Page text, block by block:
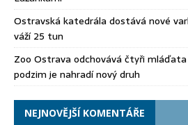
Ostravská katedrála dostává nové
váží 25 tun
Zoo Ostrava odchovává čtyři
podzim je nahradí nový druh
NEJNOVĚJŠÍ KOMENTÁŘE